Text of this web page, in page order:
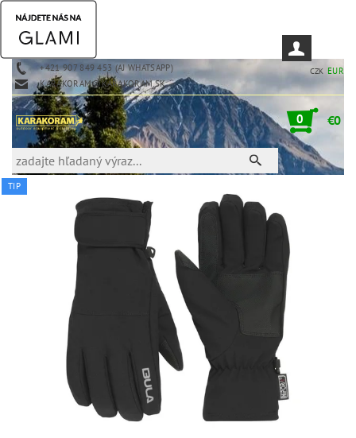
+421 907 849 453 (AJ WHATSAPP)
KARAKORAM@KARAKORAM.SK
CZK EUR
0 €0
TIP